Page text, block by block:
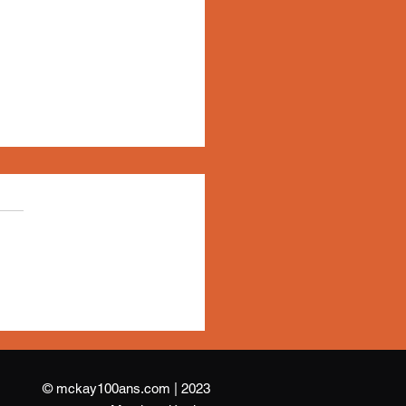
à un poète
au MUCEM
© mckay100ans.com
2023